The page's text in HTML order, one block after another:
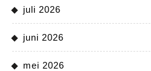
juli 2026
juni 2026
mei 2026